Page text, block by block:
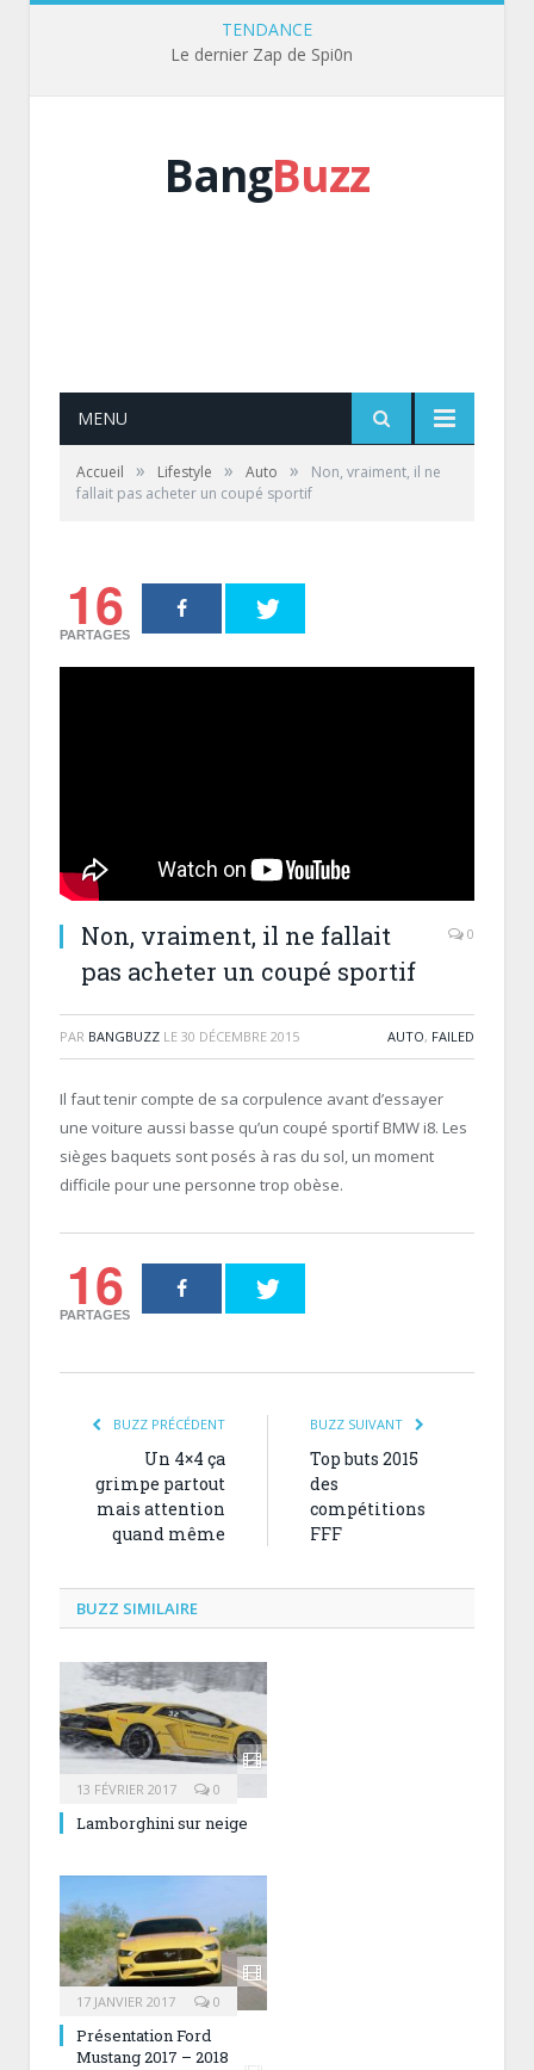
TENDANCE
Le dernier Zap de Spi0n
BangBuzz
MENU
Accueil » Lifestyle » Auto »
Non, vraiment, il ne
fallait pas acheter un coupé sportif
16
PARTAGES
Non, vraiment, il ne fallait
pas acheter un coupé sportif
0
PAR BANGBUZZ LE 30 DÉCEMBRE 2015 AUTO, FAILED
Il faut tenir compte de sa corpulence avant d’essayer
une voiture aussi basse qu’un coupé sportif BMW i8. Les
sièges baquets sont posés à ras du sol, un moment
difficile pour une personne trop obèse.
16
PARTAGES
BUZZ PRÉCÉDENT
Un 4×4 ça
grimpe partout
mais attention
quand même
BUZZ SUIVANT
Top buts 2015
des
compétitions
FFF
BUZZ SIMILAIRE
13 FÉVRIER 2017 0
Lamborghini sur neige
17 JANVIER 2017 0
Présentation Ford
Mustang 2017 – 2018